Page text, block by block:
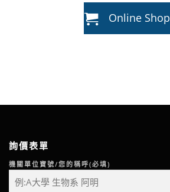
Online Shop
詢價表單
機關單位寶號/您的稱呼(必填)